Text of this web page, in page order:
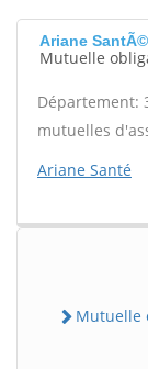
Ariane SantÃ©
Mutuelle
Département:
mutuelles
Ariane Santé
Mutuelle